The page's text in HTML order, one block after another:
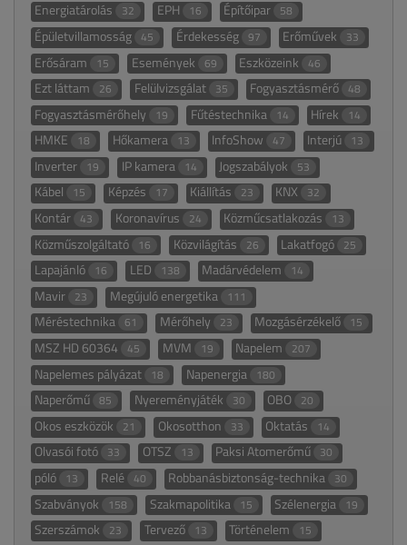
Energiatárolás 32 EPH 16 Építőipar 58
Épületvillamosság 45 Érdekesség 97 Erőművek 33
Erősáram 15 Események 69 Eszközeink 46
Ezt láttam 26 Felülvizsgálat 35 Fogyasztásmérő 48
Fogyasztásmérőhely 19 Fűtéstechnika 14 Hírek 14
HMKE 18 Hőkamera 13 InfoShow 47 Interjú 13
Inverter 19 IP kamera 14 Jogszabályok 53
Kábel 15 Képzés 17 Kiállítás 23 KNX 32
Kontár 43 Koronavírus 24 Közműcsatlakozás 13
Közműszolgáltató 16 Közvilágítás 26 Lakatfogó 25
Lapajánló 16 LED 138 Madárvédelem 14
Mavir 23 Megújuló energetika 111
Méréstechnika 61 Mérőhely 23 Mozgásérzékelő 15
MSZ HD 60364 45 MVM 19 Napelem 207
Napelemes pályázat 18 Napenergia 180
Naperőmű 85 Nyereményjáték 30 OBO 20
Okos eszközök 21 Okosotthon 33 Oktatás 14
Olvasói fotó 33 OTSZ 13 Paksi Atomerőmű 30
póló 13 Relé 40 Robbanásbiztonság-technika 30
Szabványok 158 Szakmapolitika 15 Szélenergia 19
Szerszámok 23 Tervező 13 Történelem 15